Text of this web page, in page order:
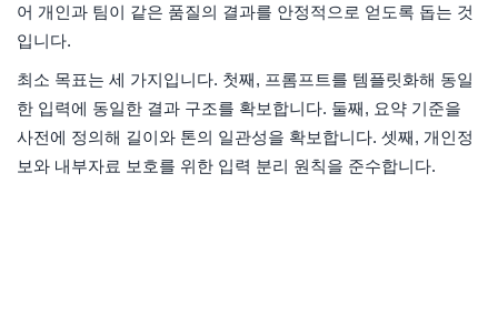
어 개인과 팀이 같은 품질의 결과를 안정적으로 얻도록 돕는 것
입니다.
최소 목표는 세 가지입니다. 첫째, 프롬프트를 템플릿화해 동일
한 입력에 동일한 결과 구조를 확보합니다. 둘째, 요약 기준을
사전에 정의해 길이와 톤의 일관성을 확보합니다. 셋째, 개인정
보와 내부자료 보호를 위한 입력 분리 원칙을 준수합니다.